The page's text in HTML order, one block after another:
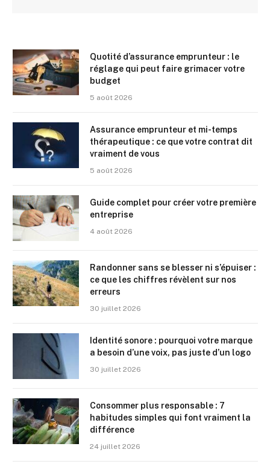
Quotité d’assurance emprunteur : le
réglage qui peut faire grimacer votre
budget
5 août 2026
Assurance emprunteur et mi-temps
thérapeutique : ce que votre contrat dit
vraiment de vous
5 août 2026
Guide complet pour créer votre première
entreprise
4 août 2026
Randonner sans se blesser ni s’épuiser :
ce que les chiffres révèlent sur nos
erreurs
30 juillet 2026
Identité sonore : pourquoi votre marque
a besoin d’une voix, pas juste d’un logo
30 juillet 2026
Consommer plus responsable : 7
habitudes simples qui font vraiment la
différence
24 juillet 2026